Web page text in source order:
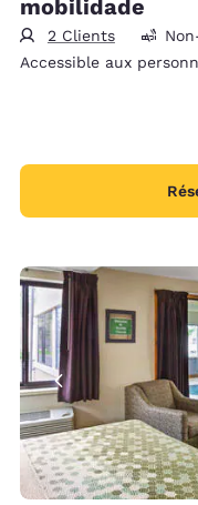
mobilidade
2 Clients
Accessible aux